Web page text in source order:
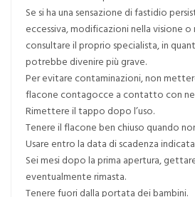
Se si ha una sensazione di fastidio
eccessiva, modificazioni nella visione o
consultare il proprio specialista, in
potrebbe divenire più grave.
Per evitare contaminazioni, non
flacone contagocce a contatto con
Rimettere il tappo dopo l’uso.
Tenere il flacone ben chiuso quando
Usare entro la data di scadenza
Sei mesi dopo la prima apertura,
eventualmente rimasta.
Tenere fuori dalla portata dei bambini.